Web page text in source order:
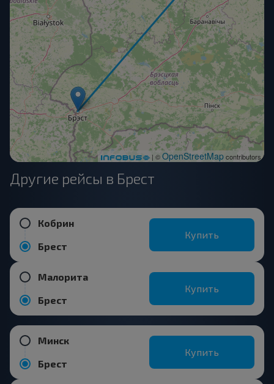
| ©OpenStreetMapcontributors
Другие рейсы в Брест
Кобрин
Брест
Купить
Малорита
Брест
Купить
Минск
Брест
Купить